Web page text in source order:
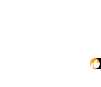
thumb_up